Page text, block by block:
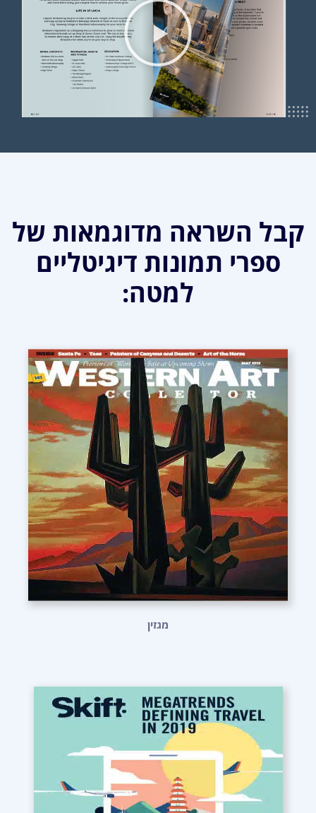
קבל השראה מדוגמאות של
ספרי תמונות דיגיטליים
למטה:
מגזין